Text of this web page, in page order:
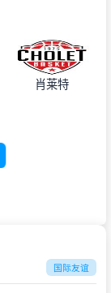
肖莱特
国际友谊